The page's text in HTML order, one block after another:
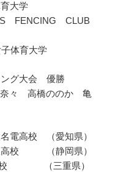
大学
FENCING CLUB
体育大学
ング大会 優勝
奈々 高橋ののか 亀
電高校 （愛知県）
高校 （静岡県）
校 （三重県）